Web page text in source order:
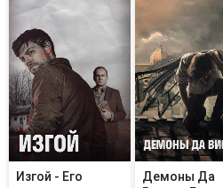
Изгой - Его
Демоны Да